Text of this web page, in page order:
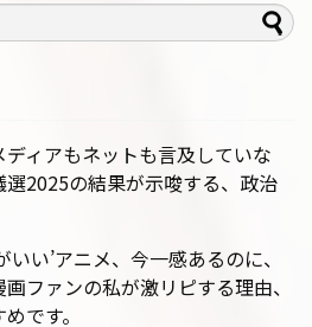
ィアもネットも言及していな
選2025の結果が示唆する、政治
いい’アニメ、今一感あるのに、
ファンの私が激リピする理由、
です。